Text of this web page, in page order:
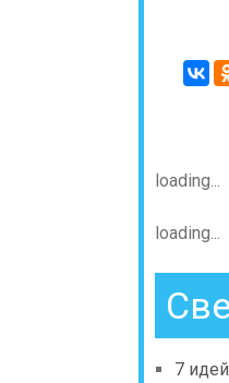
loading...
loading...
7